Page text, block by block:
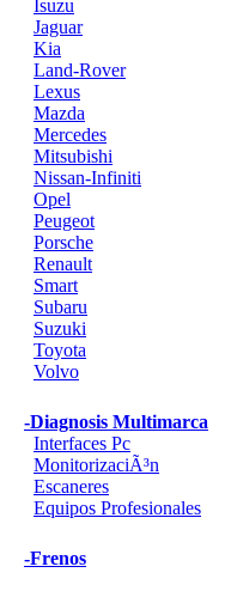
Isuzu
Jaguar
Kia
Land-Rover
Lexus
Mazda
Mercedes
Mitsubishi
Nissan-Infiniti
Opel
Peugeot
Porsche
Renault
Smart
Subaru
Suzuki
Toyota
Volvo
-Diagnosis Multimarca
Interfaces Pc
MonitorizaciÃ³n
Escaneres
Equipos Profesionales
-Frenos